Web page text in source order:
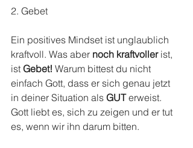
2. Gebet
Ein positives Mindset ist unglaublich
kraftvoll. Was aber noch kraftvoller ist,
ist Gebet! Warum bittest du nicht
einfach Gott, dass er sich genau jetzt
in deiner Situation als GUT erweist.
Gott liebt es, sich zu zeigen und er tut
es, wenn wir ihn darum bitten.